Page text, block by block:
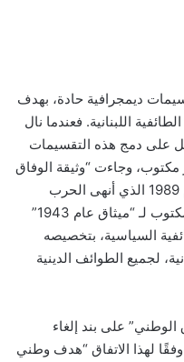
ديمجرافية حادة، بهدف
اللبنانية. فعندما نال
في عام 1943، تم العمل على دمج هذه التقسيمات
وجاءت “وثيقة الوفاق
الوطني” المعروفة باتفاق الطائف عام 1989 الذي أنهى الحرب
الأهلية اللبنانية، والتي تعدُّ بمثابة نص مكتوب لـ “ميثاق عام 1943”
السياسية، بتخصيصه
لجميع الطوائف الدينية
على بند إلغاء
لهذا الاتفاق “هدف وطني